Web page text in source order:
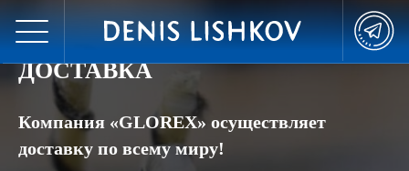
ДОСТАВКА
Компания «GLOREX» осуществляет
доставку по всему миру!